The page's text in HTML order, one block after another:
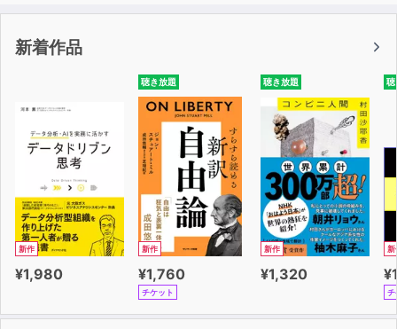
詳細はこちらをご覧下さい。
http://itsuka-k.com/mail-magazine/
「いつか 公式メールマガジン」
を創刊しました（無料）。
下記登録フォームからお申し込みください。
https://1lejend.com/stepmail/kd.php?no=ylTezozA
新着作品
新作
¥1,980
聴き放題
新作
¥1,760
チケット
聴き放題
新作
¥1,320
聴
新
チ